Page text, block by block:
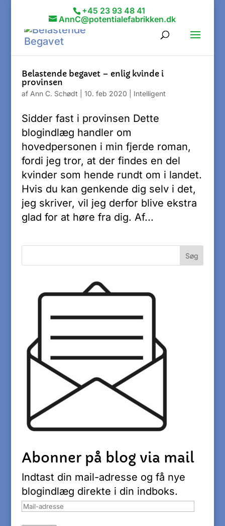
+45 23 93 48 41
AnnC@potentialefabrikken.dk
Belastende begavet – enlig kvinde i
provinsen
af Ann C. Schødt 10. feb 2020 Intelligent
Sidder fast i provinsen Dette
blogindlæg handler om
hovedpersonen i min fjerde roman,
fordi jeg tror, at der findes en del
kvinder som hende rundt om i landet.
Hvis du kan genkende dig selv i det,
jeg skriver, vil jeg derfor blive ekstra
glad for at høre fra dig. Af...
Abonner på blog via mail
Indtast din mail-adresse og få nye
blogindlæg direkte i din indboks.
Mail-